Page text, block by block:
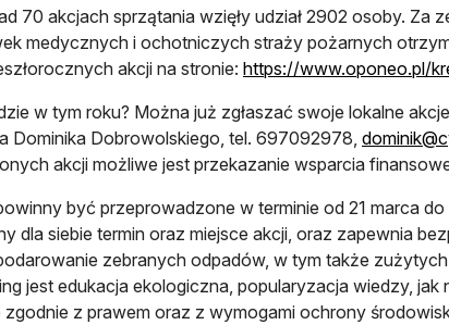
70 akcjach sprzątania wzięły udział 2902 osoby. Za
medycznych i ochotniczych straży pożarnych
akcji na stronie: https://www.oponeo.pl/
w tym roku? Można już zgłaszać swoje lokalne
Dominika Dobrowolskiego, tel. 697092978,
akcji możliwe jest przekazanie wsparcia
być przeprowadzone w terminie od 21 marca
dla siebie termin oraz miejsce akcji, oraz zapewnia
zebranych odpadów, w tym także
jest edukacja ekologiczna, popularyzacja wiedzy,
zgodnie z prawem oraz z wymogami ochrony